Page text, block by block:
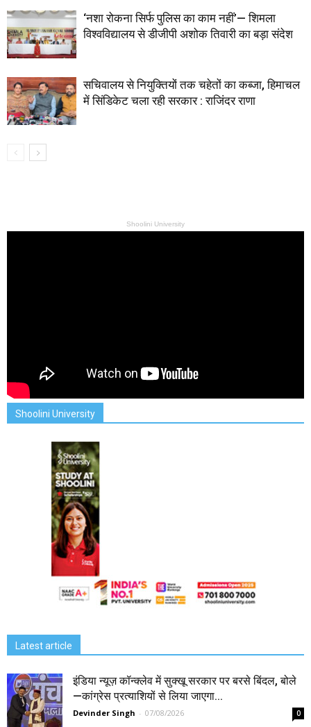
‘नशा रोकना सिर्फ पुलिस का काम नहीं’— शिमला
विश्वविद्यालय से डीजीपी अशोक तिवारी का बड़ा संदेश
सचिवालय से नियुक्तियों तक चहेतों का कब्जा, हिमाचल
में सिंडिकेट चला रही सरकार : राजिंदर राणा
Shoolini University
Shoolini University
Latest article
इंडिया न्यूज़ कॉन्क्लेव में सुक्खू सरकार पर बरसे बिंदल, बोले
—कांग्रेस प्रत्याशियों से लिया जाएगा...
Devinder Singh - 07/08/2026 0